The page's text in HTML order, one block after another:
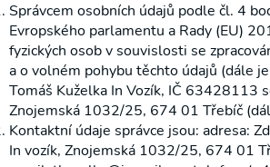
Správcem osobních údajů podle čl. 4
Evropského parlamentu a Rady (EU)
fyzických osob v souvislosti se
a o volném pohybu těchto údajů (dále
Tomáš Kuželka In Vozík, IČ 63428113
Znojemská 1032/25, 674 01 Třebíč
Kontaktní údaje správce jsou: adresa:
In vozík, Znojemská 1032/25, 674 01